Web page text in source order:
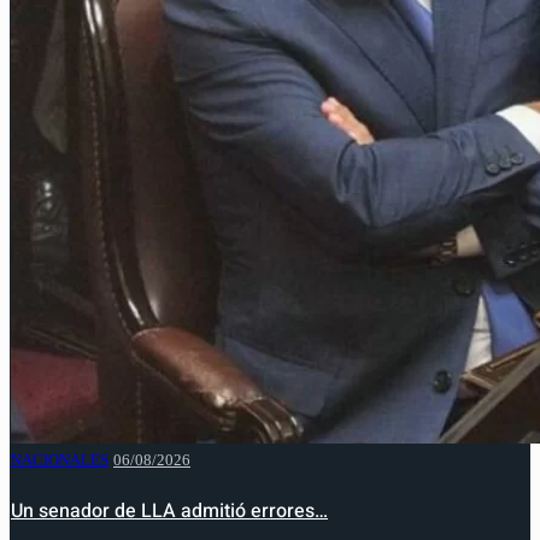
NACIONALES 06/08/2026
Un senador de LLA admitió errores…